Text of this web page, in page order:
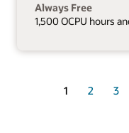
Always Free
1,500 OCPU hours
1
2 3